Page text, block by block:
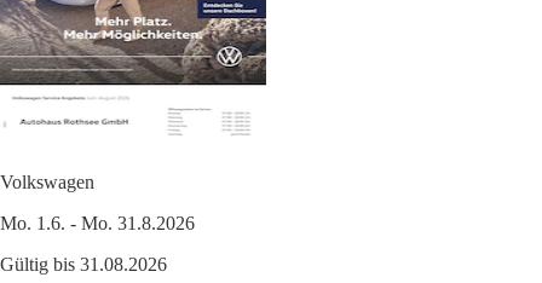
Volkswagen
Mo. 1.6. - Mo. 31.8.2026
Gültig bis 31.08.2026